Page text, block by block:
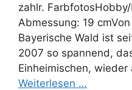
zahlr.
Abmessung: 19
Bayerische Wald ist
2007 so spannend,
Einheimischen,
Weiterlesen …